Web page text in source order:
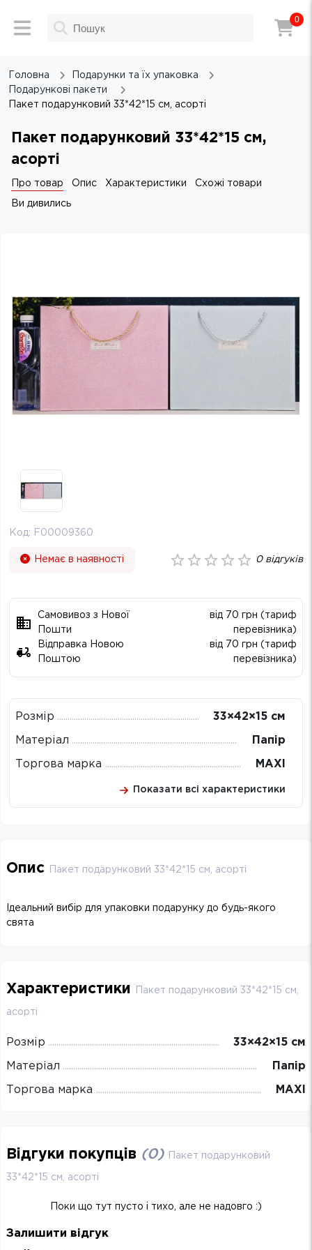
0
Головна
Подарунки та їх упаковка
Подарункові пакети
Пакет подарунковий 33*42*15 см, асорті
Пакет подарунковий 33*42*15 см,
асорті
Про товар Опис Характеристики Схожі товари
Ви дивились
Код: F00009360
Немає в наявності 0відгуків
Самовивоз з Нової
Пошти
від 70 грн (тариф
перевізника)
Відправка Новою
Поштою
від 70 грн (тариф
перевізника)
Розмір 33×42×15 см
Матеріал Папір
Торгова марка MAXI
Показати всі характеристики
Опис Пакет подарунковий 33*42*15 см, асорті
Ідеальний вибір для упаковки подарунку до будь-якого
свята
Характеристики Пакет подарунковий 33*42*15 см,
асорті
Розмір 33×42×15 см
Матеріал Папір
Торгова марка MAXI
Відгуки покупців (0) Пакет подарунковий
33*42*15 см, асорті
Поки що тут пусто і тихо, але не надовго :)
Залишити відгук